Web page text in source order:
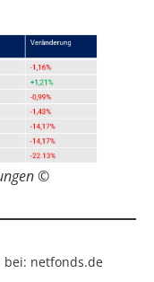
©
bei: netfonds.de